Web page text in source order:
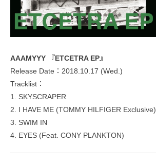
AAAMYYY 『ETCETRA EP』
Release Date：2018.10.17 (Wed.)
Tracklist：
1. SKYSCRAPER
2. I HAVE ME (TOMMY HILFIGER Exclusive)
3. SWIM IN
4. EYES (Feat. CONY PLANKTON)